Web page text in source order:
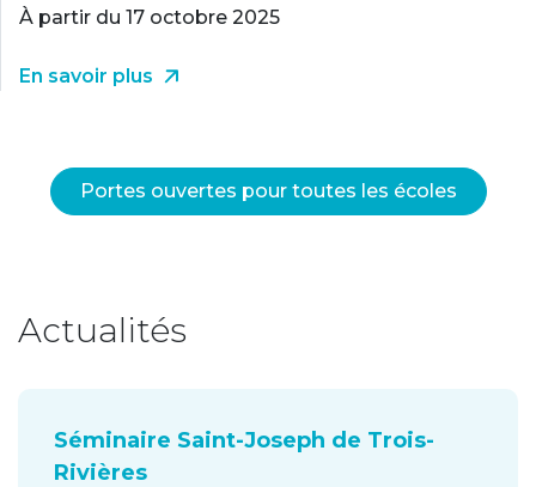
À partir du 17 octobre 2025
En savoir plus
Portes ouvertes pour toutes les écoles
Actualités
Séminaire Saint-Joseph de Trois-
Rivières